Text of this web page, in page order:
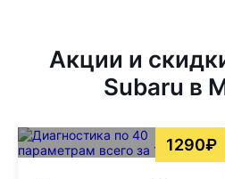
Акции и
Subaru в
1290₽